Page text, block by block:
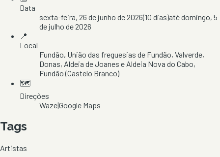
Data
sexta-feira, 26 de junho de 2026(10 dias)atédomingo, 5
de julho de 2026
📍
Local
Fundão, União das freguesias de Fundão, Valverde,
Donas, Aldeia de Joanes e Aldeia Nova do Cabo,
Fundão(Castelo Branco)
🗺️
Direções
Waze|Google Maps
Tags
Artistas